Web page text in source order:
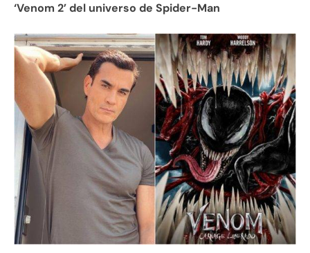
‘Venom 2’ del universo de Spider-Man